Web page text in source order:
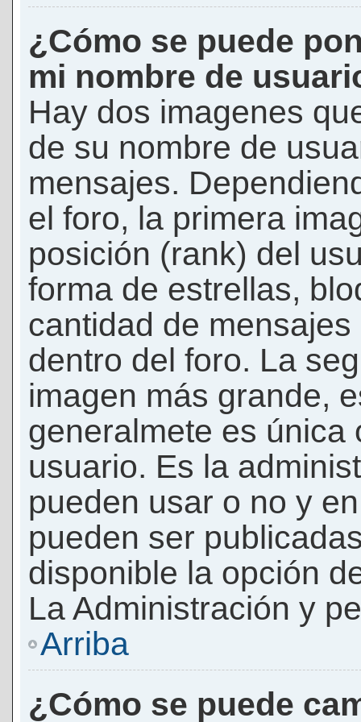
¿Cómo se puede
mi nombre de
Hay dos imagenes
de su nombre de
mensajes.
el foro, la primera
posición (rank) del
forma de estrellas,
cantidad de
dentro del foro. La
imagen más grande,
generalmete es única
usuario. Es la
pueden usar o no y
pueden ser
disponible la opción
La Administración y
Arriba
¿Cómo se puede